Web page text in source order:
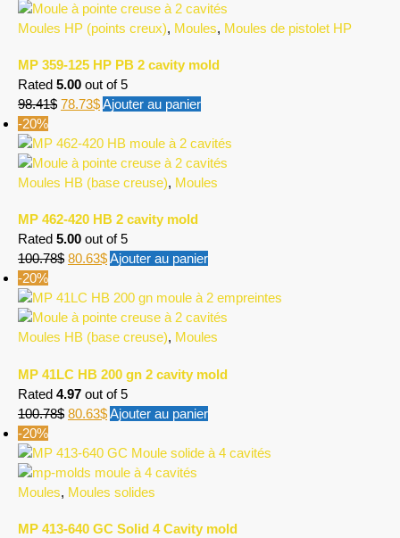
Moules HP (points creux), Moules, Moules de pistolet HP
MP 359-125 HP PB 2 cavity mold
Rated 5.00 out of 5
98.41$ 78.73$Ajouter au panier
-20%
Moules HB (base creuse), Moules
MP 462-420 HB 2 cavity mold
Rated 5.00 out of 5
100.78$ 80.63$Ajouter au panier
-20%
Moules HB (base creuse), Moules
MP 41LC HB 200 gn 2 cavity mold
Rated 4.97 out of 5
100.78$ 80.63$Ajouter au panier
-20%
Moules, Moules solides
MP 413-640 GC Solid 4 Cavity mold